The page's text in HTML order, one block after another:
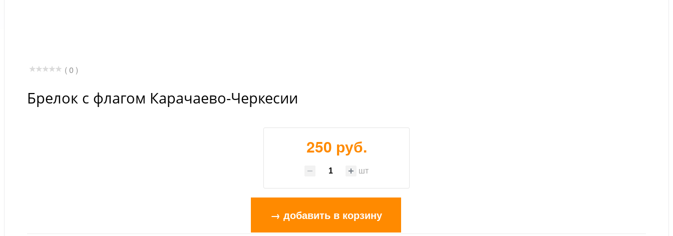
( 0 )
Брелок с флагом Карачаево-Черкесии
250 руб.
шт
→ добавить в корзину